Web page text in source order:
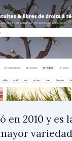
en 2010 y es